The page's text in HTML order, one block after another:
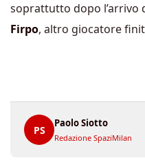
soprattutto dopo l’arrivo
Firpo, altro giocatore
PS
Paolo Siotto
Redazione SpaziMilan